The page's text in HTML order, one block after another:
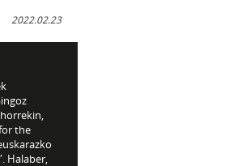
2022.02.23
the
Halaber,